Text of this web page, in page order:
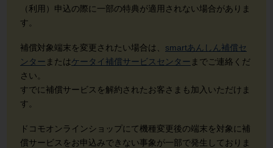
（利用）申込の際に一部の特典が適用されない場合がありま
す。
補償対象端末を変更されたい場合は、 smartあんしん補償セ
ンター またはケータイ補償サービスセンター までご連絡くだ
さい。
すでに補償サービスを解約されたお客さまも加入いただけま
す。
ドコモオンラインショップにて機種変更後の端末を対象に補
償サービスをお申込みできない事象が一部で発生しておりま